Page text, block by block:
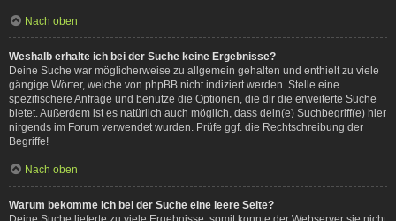
Nach oben
Weshalb erhalte ich bei der Suche keine Ergebnisse?
Deine Suche war möglicherweise zu allgemein gehalten und enthielt zu viele
gängige Wörter, welche von phpBB nicht indiziert werden. Stelle eine
spezifischere Anfrage und benutze die Optionen, die dir die erweiterte Suche
bietet. Außerdem ist es natürlich auch möglich, dass dein(e) Suchbegriff(e) hier
nirgends im Forum verwendet wurden. Prüfe ggf. die Rechtschreibung der
Begriffe!
Nach oben
Warum bekomme ich bei der Suche eine leere Seite?